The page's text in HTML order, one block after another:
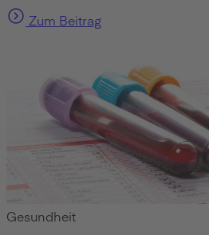
Zum Beitrag
Gesundheit